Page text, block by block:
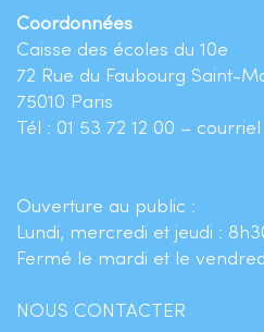
Coordonnées
Caisse des écoles du 10e
72 Rue du Faubourg Saint-
75010 Paris
Tél : 01 53 72 12 00 – courriel
Ouverture au public :
Lundi, mercredi et jeudi :
Fermé le mardi et le
NOUS CONTACTER